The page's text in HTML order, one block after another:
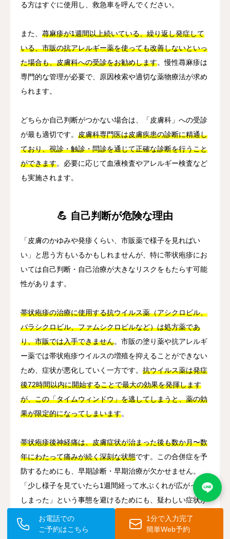
る方はすぐに使用し、救急車を呼んでください。
また、 蕁麻疹が1週間以上続いている、繰り返し発症して
いる、市販の抗アレルギー薬を使っても改善しないといっ
た場合も、皮膚科への受診をお勧めします。慢性蕁麻疹は
専門的な管理が必要で、原因検索や適切な薬物療法が求め
られます。
どちらか自己判断がつかない場合は、「皮膚科」への受診
が最も適切です。 皮膚科専門医は皮膚疾患の診断に精通し
ており、視診・触診・問診を通じて正確な診断を行うこと
ができます。必要に応じて血液検査やアレルギー検査など
も実施されます。
💪 自己判断が危険な理由
「皮膚のかゆみや発疹くらい、市販薬で様子を見ればい
い」と思う方もいるかもしれませんが、特に帯状疱疹にお
いては自己判断・自己治療が大きなリスクをもたらす可能
性があります。
帯状疱疹の治療に使用する抗ウイルス薬（アシクロビル、
バラシクロビル、ファムシクロビルなど）は処方薬であ
り、市販では入手できません。市販の塗り薬や抗アレルギ
ー薬では帯状疱疹ウイルスの増殖を抑えることができない
ため、症状が悪化していく一方です。 抗ウイルス薬は発症
後72時間以内に開始することで最大の効果を発揮します
が、この「タイムウィンドウ」を逃してしまうと、薬の効
果が限定的になってしまいます。
帯状疱疹後神経痛は、皮膚症状が治まった後も数か月〜数
年にわたって痛みが続く深刻な状態です。この合併症を予
防するためにも、早期診断・早期治療が欠かせません。
「少し様子を見ていたら1週間経って水ぶくれが広がって
しまった」という事態を避けるためにも、疑わしい症状が
出た段階で医療機関を受診することが重要です。
お電話での
ご予約はこちら
1分で入力完了
簡単Web予約